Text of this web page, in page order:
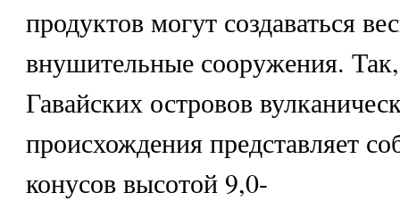
продуктов могут создаваться
внушительные сооружения.
Гавайских островов
происхождения представляет
конусов высотой 9,0-